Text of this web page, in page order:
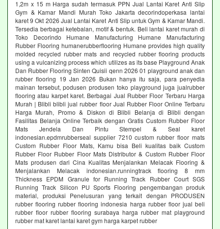
1,2m x 15 m Harga sudah termasuk PPN Jual Lantai Karet Anti Slip
Gym & Kamar Mandi Murah Toko Jakarta decorindoperkasa lantai
karet 9 Okt 2026 Jual Lantai Karet Anti Slip untuk Gym & Kamar Mandi.
Tersedia berbagai ketebalan, motif & bentuk. Beli lantai karet murah di
Toko Decorindo Humane Manufacturing Humane Manufacturing
Rubber Flooring humanerubberflooring Humane provides high quality
molded recycled rubber mats and recycled rubber flooring products
using a vulcanizing process which utilizes as its base Playground Anak
Dan Rubber Flooring Sinten Quisii qenn 2026 01 playground anak dan
rubber flooring 19 Jan 2026 Bukan hanya itu saja, para penyedia
mainan tersebut, podusen produsen toko playground juga jualrubber
flooring atau karpet karet. Berbagai Jual Rubber Floor Terbaru Harga
Murah | Blibli blibli jual rubber floor Jual Rubber Floor Online Terbaru
Harga Murah, Promo & Diskon di Blibli Belanja di Blibli dengan
Fasilitas Belanja Online Terbaik dengan Gratis Custom Rubber Floor
Mats Jendela Dan Pintu Stempel & Seal karet
indonesian.epdmrubberseal supplier 7210 custom rubber floor mats
Custom Rubber Floor Mats, Kamu bisa Beli kualitas baik Custom
Rubber Floor Rubber Floor Mats Distributor & Custom Rubber Floor
Mats produsen dari Cina Kualitas Menjalankan Melacak Flooring &
Menjalankan Melacak indonesian.runningtrack flooring 8 mm
Thickness EPDM Granule for Running Track Rubber Court SGS
Running Track Silicon PU Sports Flooring pengembangan produk
material, produksi Penelusuran yang terkait dengan PRODUSEN
rubber flooring rubber flooring indonesia harga rubber floor jual beli
rubber floor rubber flooring surabaya harga rubber mat playground
rubber mat karet lantai karet gym harga karpet rubber